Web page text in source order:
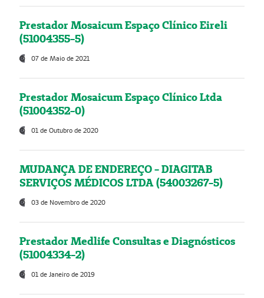
Prestador Mosaicum Espaço Clínico Eireli
(51004355-5)
07 de Maio de 2021
Prestador Mosaicum Espaço Clínico Ltda
(51004352-0)
01 de Outubro de 2020
MUDANÇA DE ENDEREÇO - DIAGITAB
SERVIÇOS MÉDICOS LTDA (54003267-5)
03 de Novembro de 2020
Prestador Medlife Consultas e Diagnósticos
(51004334-2)
01 de Janeiro de 2019